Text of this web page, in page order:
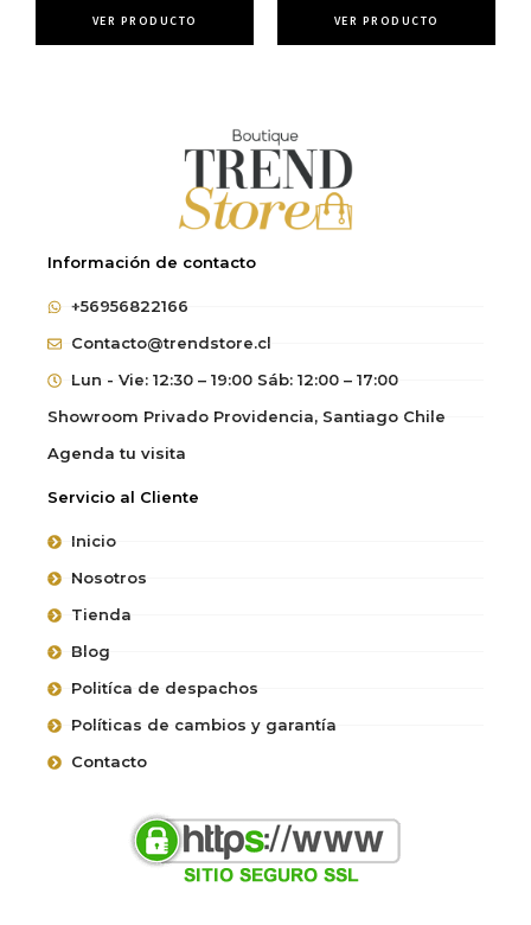
VER PRODUCTO VER PRODUCTO
Información de contacto
+56956822166
Contacto@trendstore.cl
Lun - Vie: 12:30 – 19:00 Sáb: 12:00 – 17:00
Showroom Privado Providencia, Santiago Chile
Agenda tu visita
Servicio al Cliente
Inicio
Nosotros
Tienda
Blog
Politíca de despachos
Políticas de cambios y garantía
Contacto